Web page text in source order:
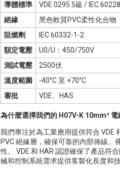
導體標準
VDE 0295 5級 / IEC
絕緣
黑色軟質PVC柔性化合物
阻燃劑
IEC 60332-1-2
額定電壓
U0/U：450/750V
測試電壓
2500伏
溫度範圍
-40°C 至 +70°C
審批
VDE、HAS
為什麼選擇我們的 H07V-K 10mm² 電
我們專注於為工業應用提供符合 VDE
PVC 絕緣層，確保可靠的內部佈線。
性。 VDE 和 HAR 認證確保了產品符
械和控制系統需求提供客製化長度和技